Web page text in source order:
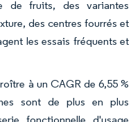
de fruits, des variantes
des centres fourrés et
les essais fréquents et
à un CAGR de 6,55 %
sont de plus en plus